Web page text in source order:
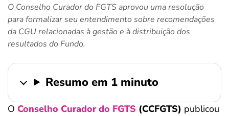
O Conselho Curador do FGTS aprovou uma resolução
para formalizar seu entendimento sobre recomendações
da CGU relacionadas à gestão e à distribuição dos
resultados do Fundo.
Resumo em 1 minuto
O Conselho Curador do FGTS (CCFGTS) publicou